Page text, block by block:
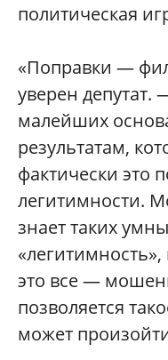
политическая
«Поправки —
уверен
малейших
результатам,
фактически это
легитимности.
знает таких
это все —
позволяется
может